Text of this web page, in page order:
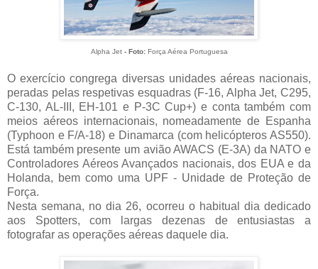
Alpha Jet- Foto:Força Aérea Portuguesa
O exercício congrega diversas unidades aéreas nacionais,
peradas pelas respetivas esquadras (F-16, Alpha Jet, C295,
C-130, AL-III, EH-101 e P-3C Cup+) e conta também com
meios aéreos internacionais, nomeadamente de Espanha
(Typhoon e F/A-18) e Dinamarca (com helicópteros AS550).
Está também presente um avião AWACS (E-3A) da NATO e
Controladores Aéreos Avançados nacionais, dos EUA e da
Holanda, bem como uma UPF - Unidade de Proteção de
Força.
Nesta semana, no dia 26, ocorreu o habitual dia dedicado
aos Spotters, com largas dezenas de entusiastas a
fotografar as operações aéreas daquele dia.